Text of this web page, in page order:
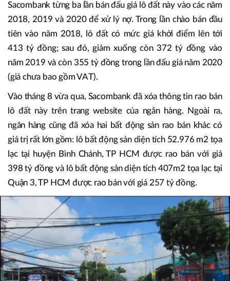
Sacombank từng ba lần bán đấu giá lô đất này vào các năm
2018, 2019 và 2020 để xử lý nợ. Trong lần chào bán đầu
tiên vào năm 2018, lô đất có mức giá khởi điểm lên tới
413 tỷ đồng; sau đó, giảm xuống còn 372 tỷ đồng vào
năm 2019 và còn 355 tỷ đồng trong lần đấu giá năm 2020
(giá chưa bao gồm VAT).
Vào tháng 8 vừa qua, Sacombank đã xóa thông tin rao bán
lô đất này trên trang website của ngân hàng. Ngoài ra,
ngân hàng cũng đã xóa hai bất động sản rao bán khác có
giá trị rất lớn gồm: lô bất động sản diện tích 52.976 m2 tọa
lạc tại huyện Bình Chánh, TP HCM được rao bán với giá
398 tỷ đồng và lô bất động sản diện tích 407m2 tọa lạc tại
Quận 3, TP HCM được rao bán với giá 257 tỷ đồng.